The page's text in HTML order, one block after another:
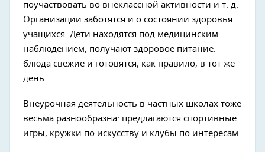
поучаствовать во внеклассной активности и т. д.
Организации заботятся и о состоянии здоровья
учащихся. Дети находятся под медицинским
наблюдением, получают здоровое питание:
блюда свежие и готовятся, как правило, в тот же
день.
Внеурочная деятельность в частных школах тоже
весьма разнообразна: предлагаются спортивные
игры, кружки по искусству и клубы по интересам.